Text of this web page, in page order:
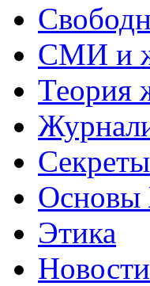
СМИ и
Теория
Основы
Этика